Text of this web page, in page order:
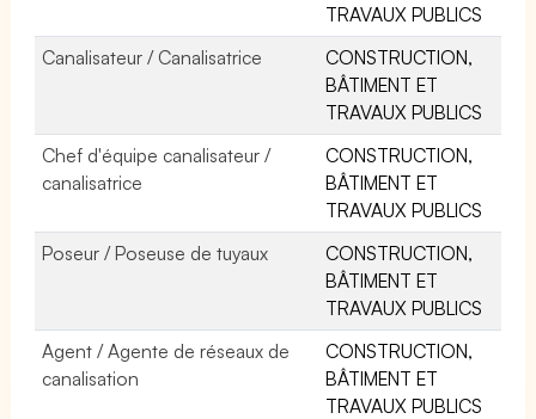
TRAVAUX PUBLICS
Canalisateur / Canalisatrice
CONSTRUCTION,
BÂTIMENT ET
TRAVAUX PUBLICS
Chef d'équipe canalisateur /
canalisatrice
CONSTRUCTION,
BÂTIMENT ET
TRAVAUX PUBLICS
Poseur / Poseuse de tuyaux
CONSTRUCTION,
BÂTIMENT ET
TRAVAUX PUBLICS
Agent / Agente de réseaux de
canalisation
CONSTRUCTION,
BÂTIMENT ET
TRAVAUX PUBLICS